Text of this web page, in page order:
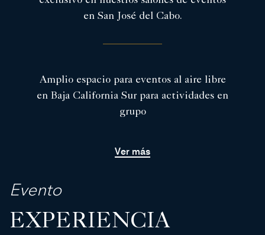
en San José del Cabo.
Amplio espacio para eventos al aire libre
en Baja California Sur para actividades en
grupo
Ver más
Evento
EXPERIENCIA